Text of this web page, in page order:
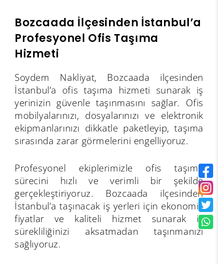
Bozcaada İlçesinden İstanbul’a
Profesyonel Ofis Taşıma
Hizmeti
Soydem Nakliyat, Bozcaada ilçesinden
İstanbul’a ofis taşıma hizmeti sunarak iş
yerinizin güvenle taşınmasını sağlar. Ofis
mobilyalarınızı, dosyalarınızı ve elektronik
ekipmanlarınızı dikkatle paketleyip, taşıma
sırasında zarar görmelerini engelliyoruz.
Profesyonel ekiplerimizle ofis taşıma
sürecini hızlı ve verimli bir şekilde
gerçekleştiriyoruz. Bozcaada ilçesinden
İstanbul’a taşınacak iş yerleri için ekonomik
fiyatlar ve kaliteli hizmet sunarak iş
sürekliliğinizi aksatmadan taşınmanızı
sağlıyoruz.